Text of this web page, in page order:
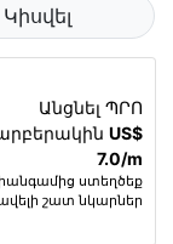
Կիսվել
Անցնել ՊՐՈ
US$
7.0/m
ստեղծեք
շատ նկարներ